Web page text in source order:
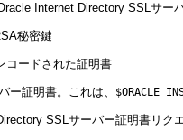
Internet Directory SSLサー
秘密鍵
コードされた証明書
ー証明書。これは、
SSLサーバー証明書リク